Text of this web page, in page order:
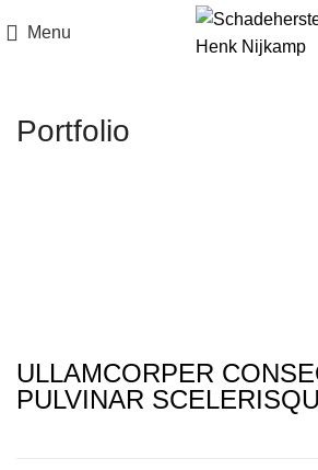
Menu
Portfolio
ULLAMCORPER
PULVINAR